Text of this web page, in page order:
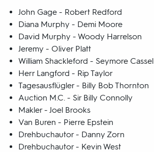
John Gage - Robert Redford
Diana Murphy - Demi Moore
David Murphy - Woody Harrelson
Jeremy - Oliver Platt
William Shackleford - Seymore Cassel
Herr Langford - Rip Taylor
Tagesausflügler - Billy Bob Thornton
Auction M.C. - Sir Billy Connolly
Makler - Joel Brooks
Van Buren - Pierre Epstein
Drehbuchautor - Danny Zorn
Drehbuchautor - Kevin West